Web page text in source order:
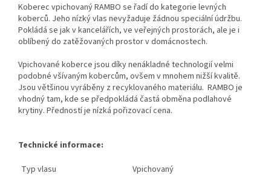
Koberec vpichovaný RAMBO se řadí do kategorie levných
koberců. Jeho nízký vlas nevyžaduje žádnou speciální údržbu.
Pokládá se jak v kancelářích, ve veřejných prostorách, ale je i
oblíbený do zatěžovaných prostor v domácnostech.
Vpichované koberce jsou díky nenákladné technologií velmi
podobné všívaným kobercům, ovšem v mnohem nižší kvalitě.
Jsou většinou vyráběny z recyklovaného materiálu. RAMBO je
vhodný tam, kde se předpokládá častá obměna podlahové
krytiny. Předností je nízká pořizovací cena.
Technické informace:
Typ vlasu
Vpichovaný